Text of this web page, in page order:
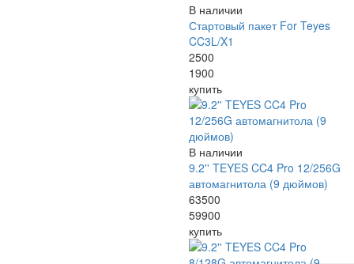
В наличии
Стартовый пакет For Teyes
CC3L/X1
2500
1900
купить
В наличии
9.2'' TEYES CC4 Pro 12/256G
автомагнитола (9 дюймов)
63500
59900
купить